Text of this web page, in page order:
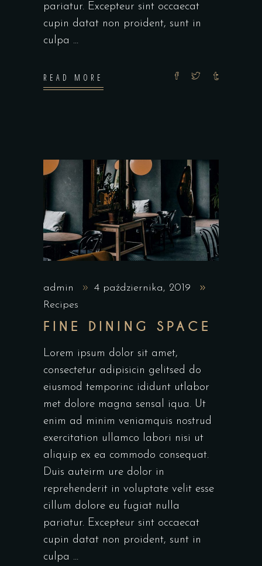
pariatur. Excepteur sint occaecat
cupin datat non proident, sunt in
culpa
READ MORE
admin
4 października, 2019
Recipes
FINE DINING SPACE
Lorem ipsum dolor sit amet,
consectetur adipisicin gelitsed do
eiusmod temporinc ididunt utlabor
met dolore magna sensal iqua. Ut
enim ad minim veniamquis nostrud
exercitation ullamco labori nisi ut
aliquip ex ea commodo consequat.
Duis auteirm ure dolor in
reprehenderit in voluptate velit esse
cillum dolore eu fugiat nulla
pariatur. Excepteur sint occaecat
cupin datat non proident, sunt in
culpa